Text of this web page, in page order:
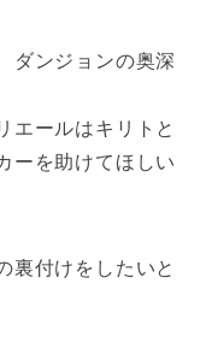
ダンジョンの奥深
エールはキリトと
ーを助けてほしい
裏付けをしたいと